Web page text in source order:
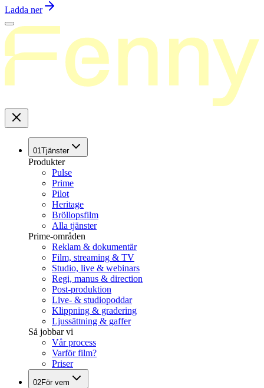
Ladda ner
01Tjänster
Produkter
Pulse
Prime
Pilot
Heritage
Bröllopsfilm
Alla tjänster
Prime-områden
Reklam & dokumentär
Film, streaming & TV
Studio, live & webinars
Regi, manus & direction
Post-produktion
Live- & studiopoddar
Klippning & gradering
Ljussättning & gaffer
Så jobbar vi
Vår process
Varför film?
Priser
02För vem